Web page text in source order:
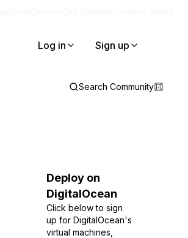
Log in Sign up
Search Community
Deploy on
DigitalOcean
Click below to sign
up for DigitalOcean's
virtual machines,